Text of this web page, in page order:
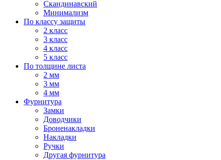
Скандинавский
Минимализм
По классу защиты
2 класс
3 класс
4 класс
5 класс
По толщине листа
2 мм
3 мм
4 мм
Фурнитура
Замки
Доводчики
Броненакладки
Накладки
Ручки
Другая фурнитура